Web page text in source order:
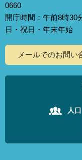
0660
開庁時間：午前8時30
日・祝日・年末年始
メールでのお問い
人口